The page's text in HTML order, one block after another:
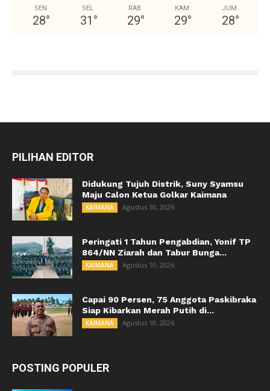
SEN
28°
SEL
31 °
RAB
29°
KAM
29°
JUM
28°
PILIHAN EDITOR
Didukung Tujuh Distrik, Suny Syamsu
Maju Calon Ketua Golkar Kaimana
KAIMANA Agustus 10, 2026
Peringati 1 Tahun Pengabdian, Yonif TP
864/NN Ziarah dan Tabur Bunga...
KAIMANA Agustus 10, 2026
Capai 90 Persen, 75 Anggota Paskibraka
Siap Kibarkan Merah Putih di...
KAIMANA Agustus 10, 2026
POSTING POPULER